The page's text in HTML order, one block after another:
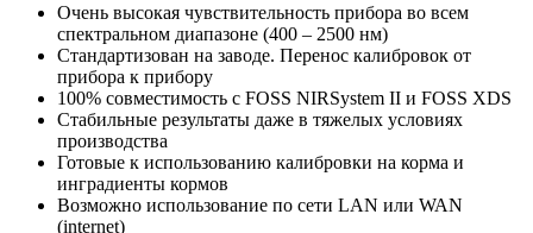
Очень высокая чувствительность прибора во всем
спектральном диапазоне (400 – 2500 нм)
Стандартизован на заводе. Перенос калибровок от
прибора к прибору
100% совместимость с FOSS NIRSystem II и FOSS XDS
Стабильные результаты даже в тяжелых условиях
производства
Готовые к использованию калибровки на корма и
инградиенты кормов
Возможно использование по сети LAN или WAN
(internet)